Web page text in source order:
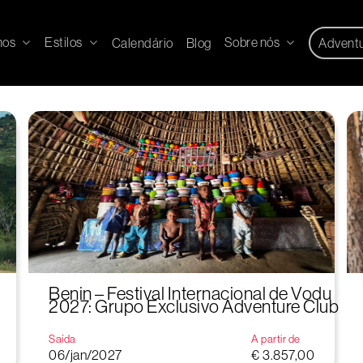
Estilos Calendário Blog Sobre nós
Benin – Festival Internacional de Vodu
2027: Grupo Exclusivo Adventure Club
Saída
06/jan/2027
A partir de
€ 3.857,00